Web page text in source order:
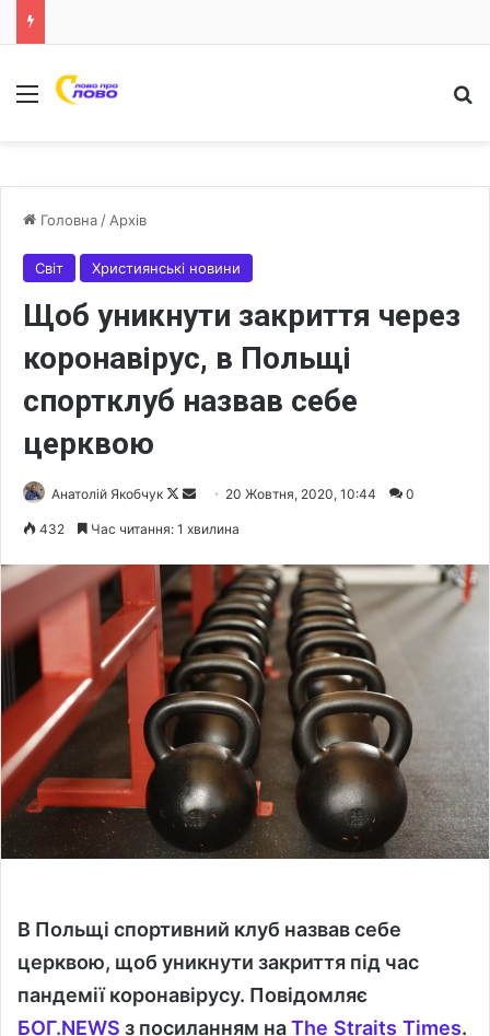
Меню
Головна / Архів
Світ Християнські новини
Щоб уникнути закриття через
коронавірус, в Польщі
спортклуб назвав себе
церквою
Анатолій Якобчук
F
l
o
o
n
X
n
e
m
a
l
20 Жовтня, 2020, 10:44 0
432 Час читання: 1 хвилина
В Польщі спортивний клуб назвав себе
церквою, щоб уникнути закриття під час
пандемії коронавірусу. Повідомляє
БОГ.NEWS з посиланням наThe Straits Times.